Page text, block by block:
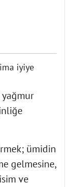
iyiye
ümidin
gelmesine,
ve